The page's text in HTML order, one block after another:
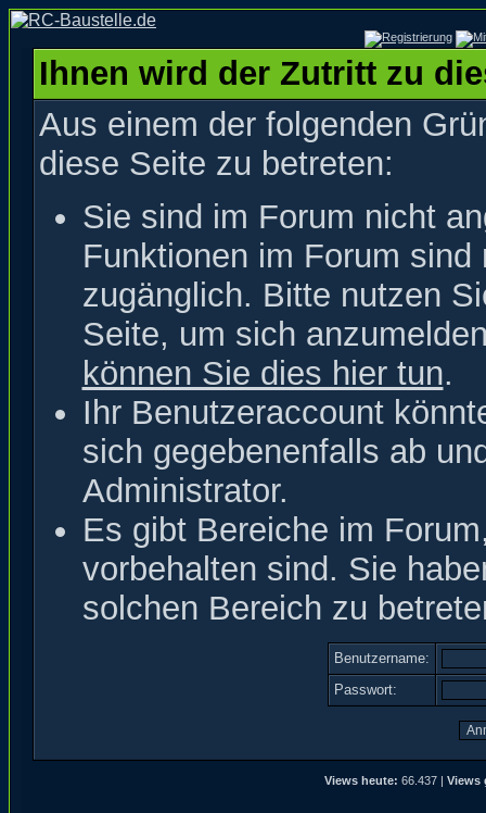
Ihnen wird der Zutritt zu
Aus einem der folgenden
diese Seite zu betreten:
Sie sind im Forum nicht
Funktionen im Forum
zugänglich. Bitte nutzen
Seite, um sich
können Sie dies hier tun.
Ihr Benutzeraccount
sich gegebenenfalls ab
Administrator.
Es gibt Bereiche im
vorbehalten sind. Sie
solchen Bereich zu
Benutzername:
Passwort:
Views heute: 66.437 | Views